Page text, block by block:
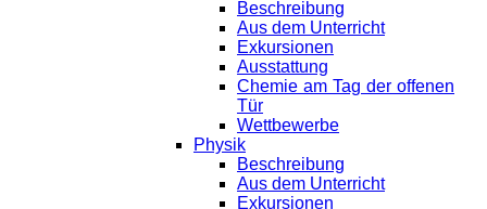
Beschreibung
Aus dem Unterricht
Exkursionen
Ausstattung
Chemie am Tag der offenen
Tür
Wettbewerbe
Physik
Beschreibung
Aus dem Unterricht
Exkursionen